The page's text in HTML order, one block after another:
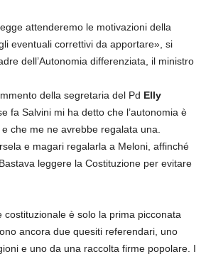
attenderemo le motivazioni della
eventuali correttivi da apportare», si
dell’Autonomia differenziata, il ministro
della segretaria del Pd Elly
fa Salvini mi ha detto che l’autonomia è
che me ne avrebbe regalata una.
e magari regalarla a Meloni, affinché
leggere la Costituzione per evitare
costituzionale è solo la prima picconata
ancora due quesiti referendari, uno
e uno da una raccolta firme popolare. I